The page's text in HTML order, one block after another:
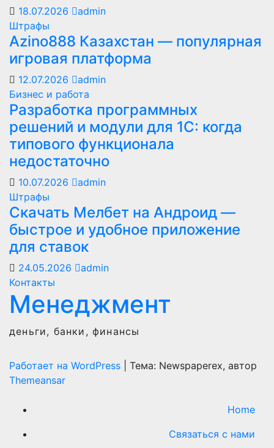
18.07.2026
admin
Штрафы
Azino888 Казахстан — популярная
игровая платформа
12.07.2026
admin
Бизнес и работа
Разработка программных
решений и модули для 1С: когда
типового функционала
недостаточно
10.07.2026
admin
Штрафы
Скачать Мелбет на Андроид —
быстрое и удобное приложение
для ставок
24.05.2026
admin
Контакты
Менеджмент
деньги, банки, финансы
Работает на WordPress
Тема: Newspaperex, автор
Themeansar
Home
Связаться с нами